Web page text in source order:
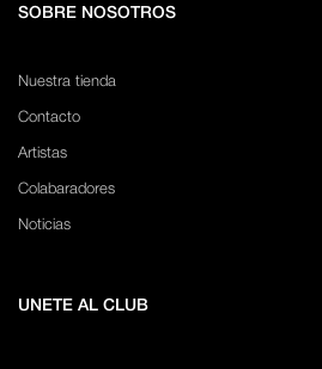
SOBRE NOSOTROS
Nuestra tienda
Contacto
Artistas
Colabaradores
Noticias
UNETE AL CLUB